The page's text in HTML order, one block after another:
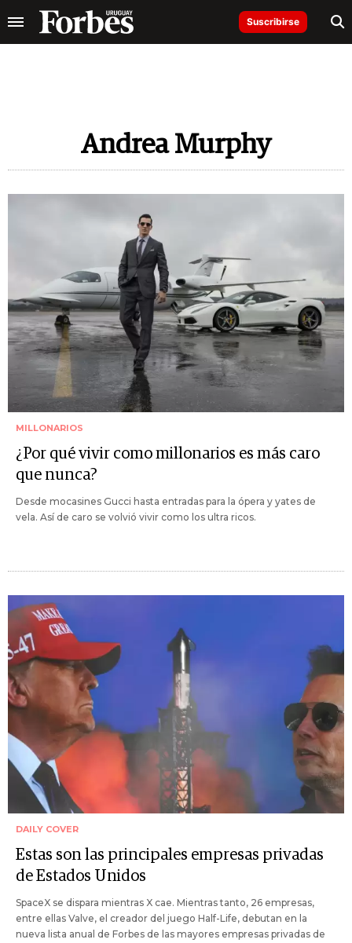
Suscribirse
Andrea Murphy
MILLONARIOS
¿Por qué vivir como millonarios es más caro
que nunca?
Desde mocasines Gucci hasta entradas para la ópera y yates de
vela. Así de caro se volvió vivir como los ultra ricos.
DAILY COVER
Estas son las principales empresas privadas
de Estados Unidos
SpaceX se dispara mientras X cae. Mientras tanto, 26 empresas,
entre ellas Valve, el creador del juego Half-Life, debutan en la
nueva lista anual de Forbes de las mayores empresas privadas de